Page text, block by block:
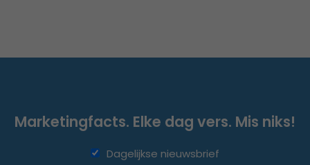
Marketingfacts. Elke dag vers. Mis niks!
Dagelijkse nieuwsbrief